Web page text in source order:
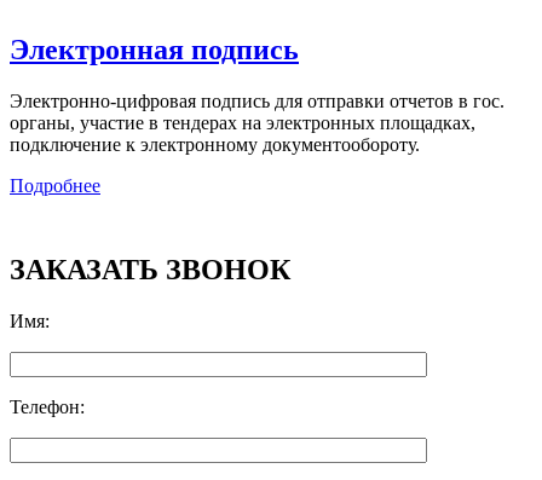
Электронная подпись
Электронно-цифровая подпись для отправки отчетов в гос.
органы, участие в тендерах на электронных площадках,
подключение к электронному документообороту.
Подробнее
ЗАКАЗАТЬ ЗВОНОК
Имя:
Телефон: